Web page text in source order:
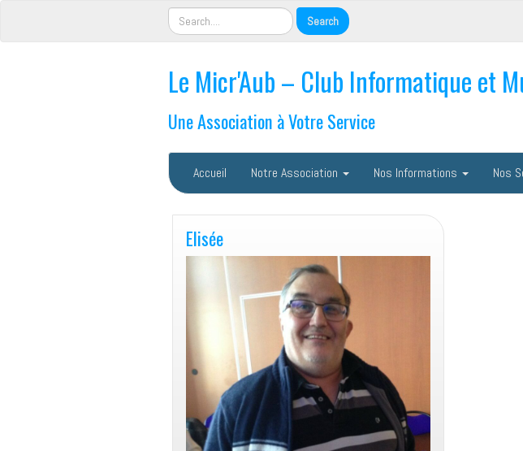
Le Micr'Aub – Club Informatique et
Une Association à Votre Service
Accueil Notre Association Nos Informations Nos
Elisée